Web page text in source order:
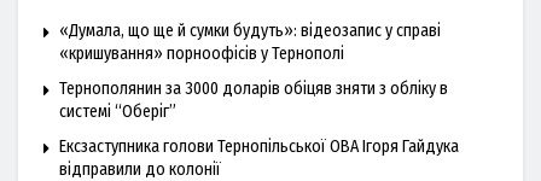
«Думала, що ще й сумки будуть»: відеозапис у справі
«кришування» порноофісів у Тернополі
Тернополянин за 3000 доларів обіцяв зняти з обліку в
системі “Оберіг”
Ексзаступника голови Тернопільської ОВА Ігоря Гайдука
відправили до колонії